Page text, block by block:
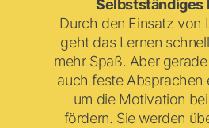
Selbstständiges
Durch den Einsatz von
geht das Lernen
mehr Spaß. Aber
auch feste Absprachen
um die Motivation
fördern. Sie werden